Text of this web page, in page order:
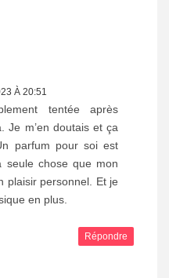
À 20:51
tentée après
Je m’en doutais et ça
parfum pour soi est
seule chose que mon
plaisir personnel. Et je
en plus.
Répondre